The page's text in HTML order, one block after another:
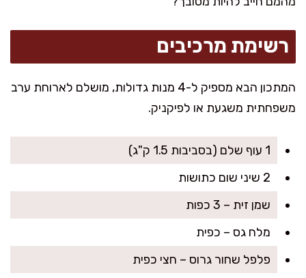
רשימת מרכיבים
המתכון הבא מספיק ל-4 מנות גדולות, מושלם לארוחת ערב
משפחתית משגעת או לפיקניק.
1 עוף שלם (בסביבות 1.5 ק"ג)
2 שיני שום כתושות
שמן זית – 3 כפות
מלח גס – כפית
פלפל שחור גרוס – חצי כפית